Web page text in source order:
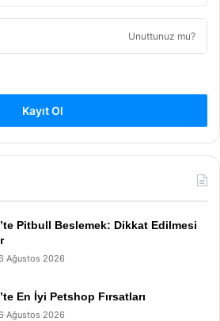
Unuttunuz mu?
Kayıt Ol
Pitbull Beslemek: Dikkat Edilmesi
Ağustos 2026
En İyi Petshop Fırsatları
Ağustos 2026